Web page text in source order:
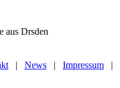
aus Drsden
| News | Impressum |